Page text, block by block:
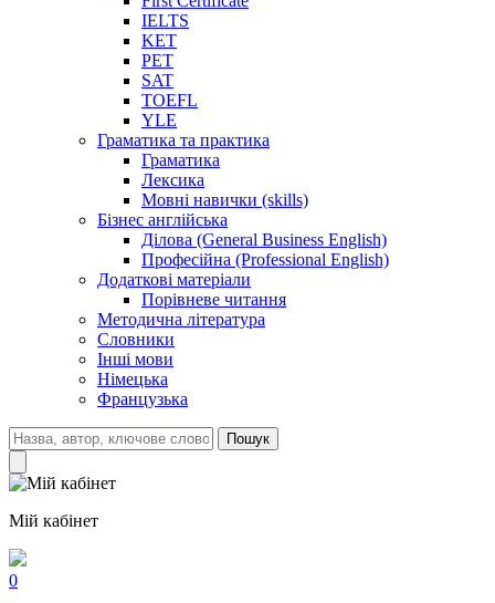
IELTS
KET
PET
SAT
TOEFL
YLE
Граматика та практика
Граматика
Лексика
Мовні навички (skills)
Бізнес англійська
Ділова (General Business English)
Професійна (Professional English)
Додаткові матеріали
Порівневе читання
Методична література
Словники
Інші мови
Німецька
Французька
Пошук
Мій кабінет
0